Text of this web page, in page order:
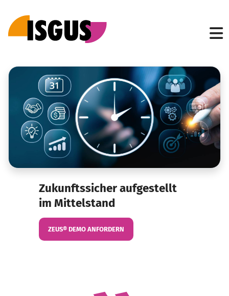
Zukunftssicher aufgestellt
im Mittelstand
ZEUS® DEMO ANFORDERN